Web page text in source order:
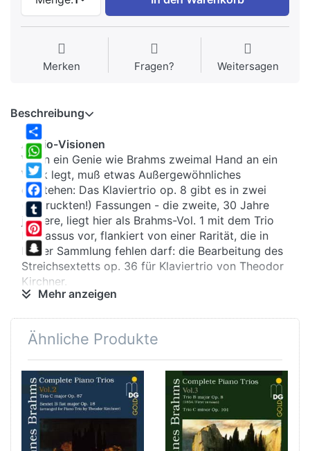
Merken Fragen? Weitersagen
Share
WhatsApp
Twitter
Facebook
Tumblr
Pinterest
Snapchat
Beschreibung
Audio-Visionen
Wenn ein Genie wie Brahms zweimal Hand an ein
Werk legt, muß etwas Außergewöhnliches
entstehen: Das Klaviertrio op. 8 gibt es in zwei
(gedruckten!) Fassungen - die zweite, 30 Jahre
jüngere, liegt hier als Brahms-Vol. 1 mit dem Trio
Parnassus vor, flankiert von einer Rarität, die in
keiner Sammlung fehlen darf: die Bearbeitung des
Streichsextetts op. 36 für Klaviertrio von Theodor
Kirchner.
Umsonst verschlüsselt
Johannes Brahms muß schwer unter
Sextett schrieb: Er versteckte den Namen seiner
Angebeteten in dem Notentext der 1. Violine. Es
half nichts - die Verlobung mit Agathe von Siebold
aus Göttingen hielt nicht, was das Sextett
versprach.
Mehr anzeigen
Ähnliche Produkte